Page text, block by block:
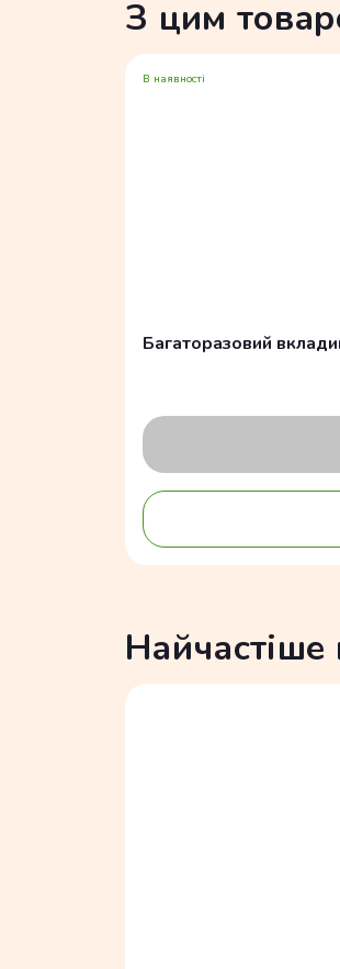
З цим
В наявності
Багаторазовий
Найчастіше